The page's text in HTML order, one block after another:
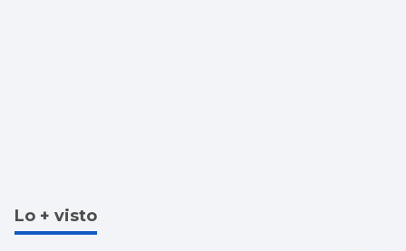
Lo + visto